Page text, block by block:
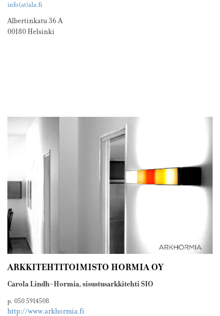
info(at)ala.fi
Albertinkatu 36 A
00180 Helsinki
ARKKITEHTITOIMISTO HORMIA OY
Carola Lindh-Hormia, sisustusarkkitehti SIO
p. 050 5914508
http://www.arkhormia.fi